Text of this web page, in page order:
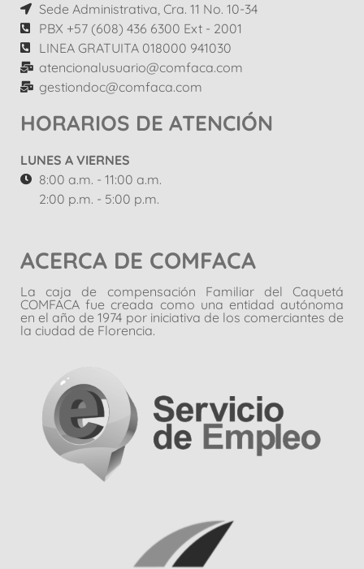
Sede Administrativa, Cra. 11 No. 10-34
PBX +57 (608) 436 6300 Ext - 2001
LINEA GRATUITA 018000 941030
atencionalusuario@comfaca.com
gestiondoc@comfaca.com
HORARIOS DE ATENCIÓN
LUNES A VIERNES
8:00 a.m. - 11:00 a.m.
2:00 p.m. - 5:00 p.m.
ACERCA DE COMFACA
La caja de compensación Familiar del Caquetá
COMFACA fue creada como una entidad autónoma
en el año de 1974 por iniciativa de los comerciantes de
la ciudad de Florencia.